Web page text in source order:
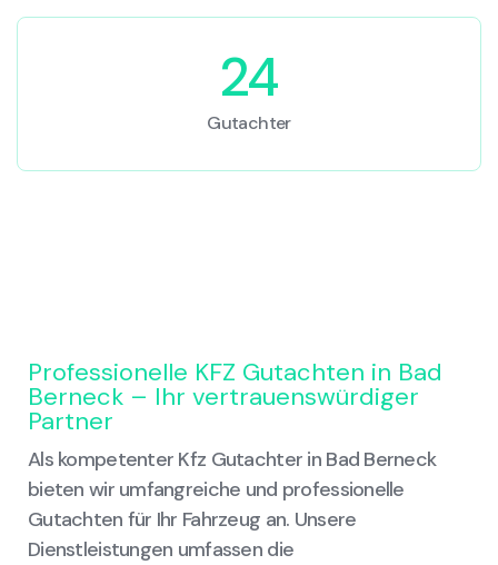
24
Gutachter
Professionelle KFZ Gutachten in Bad
Berneck – Ihr vertrauenswürdiger
Partner
Als kompetenter Kfz Gutachter in Bad Berneck
bieten wir umfangreiche und professionelle
Gutachten für Ihr Fahrzeug an. Unsere
Dienstleistungen umfassen die